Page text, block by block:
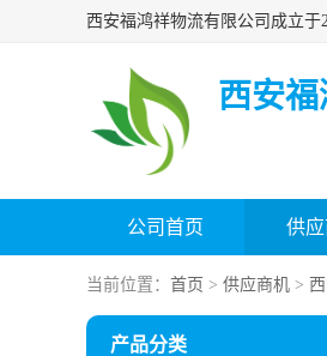
西安福
公司首页 供
当前位置： 首页 > 供应商机 >
产品分类